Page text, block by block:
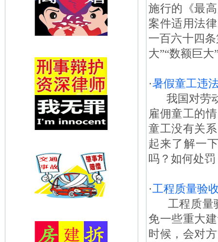
施行的《最
案件适用法
一百六十四
大”“数额巨
·暑假童工违
我国对劳动
雇佣童工的
童工没有关
起来了解一
吗？如何处
·工程质量验
工程质量
免一些重大
时候，会对